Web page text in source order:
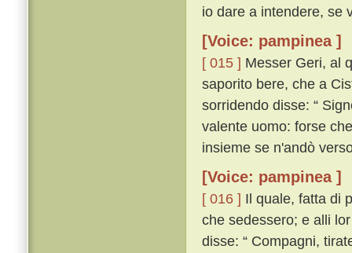
io dare a intendere, se
[Voice: pampinea ]
[ 015 ] Messer Geri, al
saporito bere, che a
sorridendo disse: “
valente uomo: forse
insieme se n'andò
[Voice: pampinea ]
[ 016 ] Il quale, fatta di
che sedessero; e alli
disse: “ Compagni,